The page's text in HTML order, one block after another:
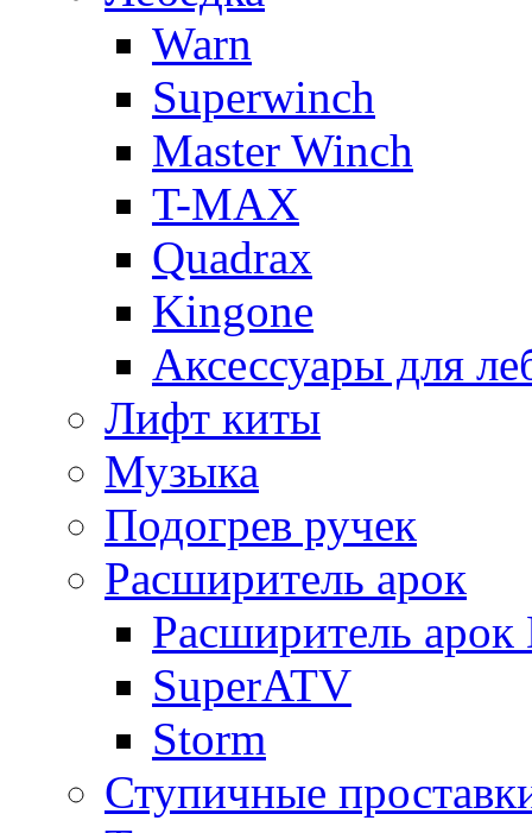
Warn
Superwinch
Master Winch
T-MAX
Quadrax
Kingone
Аксессуары для
Лифт киты
Музыка
Подогрев ручек
Расширитель арок
Расширитель
SuperATV
Storm
Ступичные